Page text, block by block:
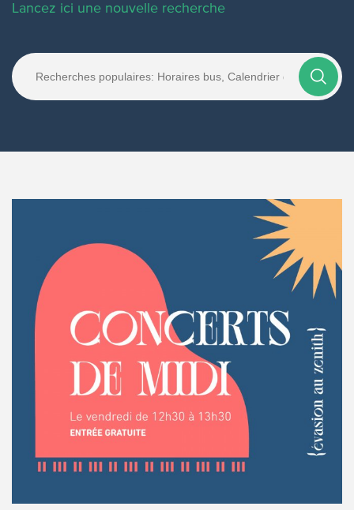
Lancez ici une nouvelle recherche